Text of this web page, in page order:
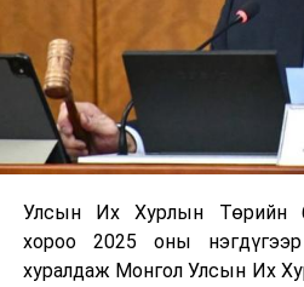
Улсын Их Хурлын Төрийн
хороо 2025 оны
хуралдаж Монгол Улсын Их